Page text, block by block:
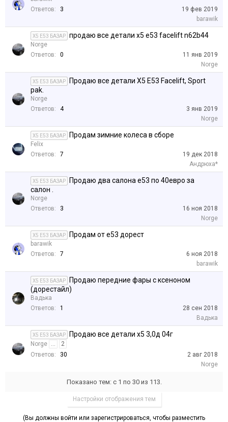
Ответов:
3
19 фев 2019
barawik
X5 E53 БАЗАР продаю все детали x5 e53 facelift n62b44
Norge
Ответов:
0
11 янв 2019
Norge
X5 E53 БАЗАР
Продаю все детали X5 E53 Facelift, Sport
pak.
Norge
Ответов:
4
3 янв 2019
Norge
X5 E53 БАЗАР Продам зимние колеса в сборе
Felix
Ответов:
7
19 дек 2018
Андрюха*
X5 E53 БАЗАР
Продаю два салона е53 по 40евро за
салон .
Norge
Ответов:
3
16 ноя 2018
Norge
X5 E53 БАЗАР Продам от е53 дорест
barawik
Ответов:
7
6 ноя 2018
barawik
X5 E53 БАЗАР
Продаю передние фары с ксеноном
(дорестайл)
Вадька
Ответов:
1
28 сен 2018
Вадька
X5 E53 БАЗАР Продаю все детали х5 3,0д 04г
Norge ...
2
Ответов:
30
2 авг 2018
Norge
Показано тем: с 1 по 30 из 113.
Настройки отображения тем
(Вы должны войти или зарегистрироваться, чтобы разместить